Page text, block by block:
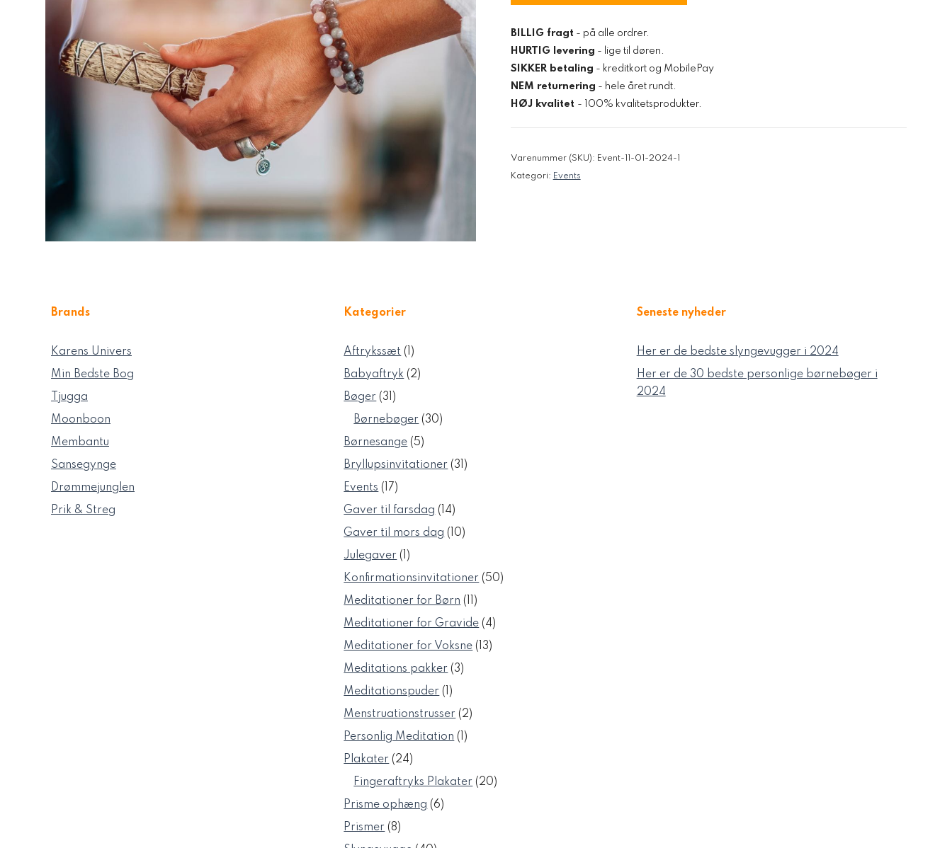
BILLIG fragt - på alle ordrer.
HURTIG levering - lige til døren.
SIKKER betaling - kreditkort og MobilePay
NEM returnering - hele året rundt.
HØJ kvalitet - 100% kvalitetsprodukter.
Varenummer (SKU): Event-11-01-2024-1
Kategori: Events
Brands
Karens Univers
Min Bedste Bog
Tjugga
Moonboon
Membantu
Sansegynge
Drømmejunglen
Prik & Streg
Kategorier
Aftrykssæt 11
vare
Babyaftryk 22
Bøger 3131
varer
Børnebøger 3030
Børnesange 55
varer
Bryllupsinvitationer 3131
Events 1717
varer
Gaver til farsdag 1414
varer
Gaver til mors dag 1010
Julegaver 11
vare
Konfirmationsinvitationer 5050
Meditationer for Børn 1111
varer
Meditationer for Gravide 44
Meditationer for Voksne 1313
Meditations pakker 33
Meditationspuder 11
vare
Menstruationstrusser 22
Personlig Meditation 11
Plakater 2424
varer
Fingeraftryks Plakater 2020
Prisme ophæng 66
Prismer 88
varer
Seneste nyheder
Her er de bedste slyngevugger i 2024
Her er de 30 bedste personlige børnebøger i
2024